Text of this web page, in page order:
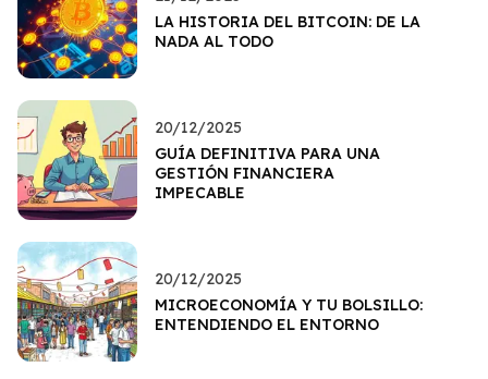
LA HISTORIA DEL BITCOIN: DE LA
NADA AL TODO
20/12/2025
GUÍA DEFINITIVA PARA UNA
GESTIÓN FINANCIERA
IMPECABLE
20/12/2025
MICROECONOMÍA Y TU BOLSILLO:
ENTENDIENDO EL ENTORNO